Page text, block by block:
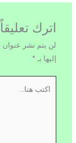
اترك تعليقاً
لن يتم نشر عنوان
إليها بـ *